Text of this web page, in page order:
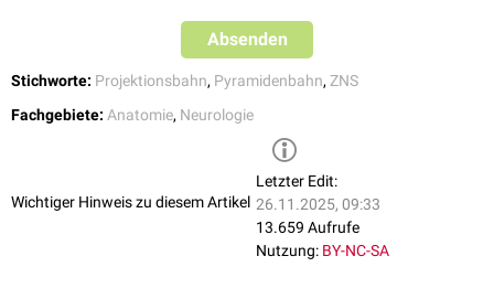
Absenden
Stichworte: Projektionsbahn, Pyramidenbahn, ZNS
Fachgebiete: Anatomie, Neurologie
Wichtiger Hinweis zu diesem Artikel
Letzter Edit:
26.11.2025, 09:33
13.659 Aufrufe
Nutzung: BY-NC-SA